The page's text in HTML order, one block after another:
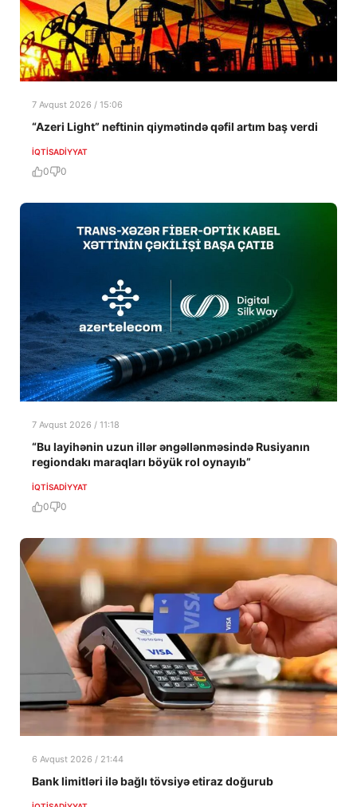
7 Avqust 2026 / 15:06
“Azeri Light” neftinin qiymətində qəfil artım baş verdi
İQTISADIYYAT
0 0
7 Avqust 2026 / 11:18
“Bu layihənin uzun illər əngəllənməsində Rusiyanın
regiondakı maraqları böyük rol oynayıb”
İQTISADIYYAT
0 0
6 Avqust 2026 / 21:44
Bank limitləri ilə bağlı tövsiyə etiraz doğurub